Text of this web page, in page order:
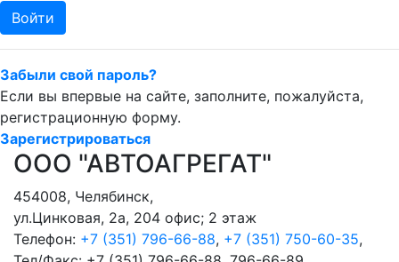
Забыли свой пароль?
Если вы впервые на сайте, заполните, пожалуйста,
регистрационную форму.
Зарегистрироваться
ООО "АВТОАГРЕГАТ"
454008, Челябинск,
ул.Цинковая, 2а, 204 офис; 2 этаж
Телефон: +7 (351) 796-66-88, +7 (351) 750-60-35,